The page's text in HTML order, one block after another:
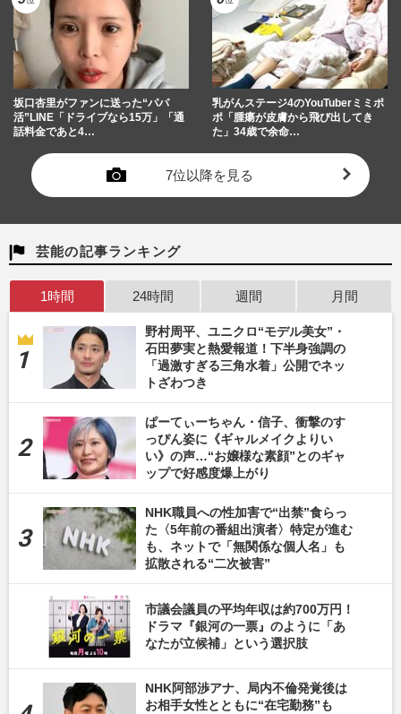
坂口杏里がファンに送った“パパ
活”LINE「ドライブなら15万」「通
話料金であと4…
乳がんステージ4のYouTuberミミポ
ポ「腫瘍が皮膚から飛び出してき
た」34歳で余命…
7位以降を見る
芸能の記事ランキング
1時間 24時間 週間 月間
野村周平、ユニクロ“モデル美女”・
石田夢実と熱愛報道！下半身強調の
「過激すぎる三角水着」公開でネッ
トざわつき
ぱーてぃーちゃん・信子、衝撃のす
っぴん姿に《ギャルメイクよりい
い》の声…“お嬢様な素顔”とのギャ
ップで好感度爆上がり
NHK職員への性加害で“出禁”食らっ
た〈5年前の番組出演者〉特定が進む
も、ネットで「無関係な個人名」も
拡散される“二次被害”
市議会議員の平均年収は約700万円！
ドラマ『銀河の一票』のように「あ
なたが立候補」という選択肢
NHK阿部渉アナ、局内不倫発覚後は
お相手女性とともに“在宅勤務”も